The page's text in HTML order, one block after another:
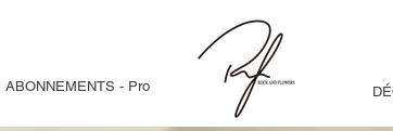
ABONNEMENTS - Pro